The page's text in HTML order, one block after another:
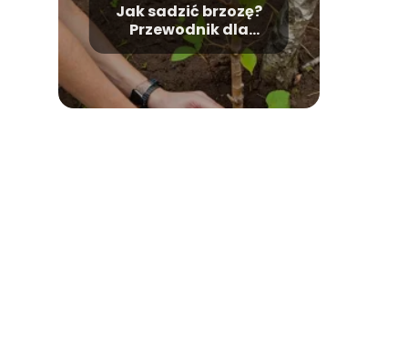
Jak sadzić brzozę?
Przewodnik dla
początkujących.